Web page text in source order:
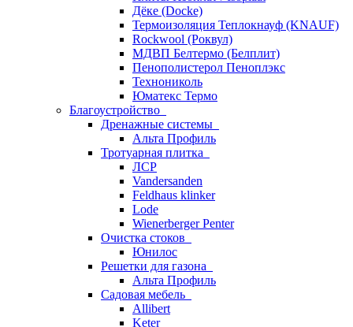
Дёке (Docke)
Термоизоляция Теплокнауф (KNAUF)
Rockwool (Роквул)
МДВП Белтермо (Белплит)
Пенополистерол Пеноплэкс
Технониколь
Юматекс Термо
Благоустройство
Дренажные системы
Альта Профиль
Тротуарная плитка
ЛСР
Vandersanden
Feldhaus klinker
Lode
Wienerberger Penter
Очистка стоков
Юнилос
Решетки для газона
Альта Профиль
Садовая мебель
Allibert
Keter